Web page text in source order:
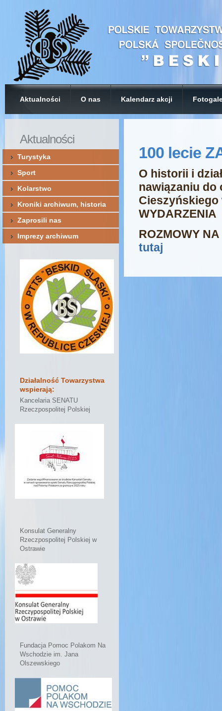
Aktualności O nas Kalendarz akcji
100 lecie
O historii i
nawiązaniu do
Cieszyńskiego
WYDARZENIA
ROZMOWY
tutaj
Aktualności
Turystyka
Sport
Kolarstwo
Kroniki archiwum, historia
Zaprosili nas
Imprezy archiwum
Działalność Towarzystwa
wspierają:
Kancelaria SENATU
Rzeczpospolitej Polskiej
Konsulat Generalny
Rzeczpospolitej Polskiej w
Ostrawie
Fundacja Pomoc Polakom Na
Wschodzie im. Jana
Olszewskiego